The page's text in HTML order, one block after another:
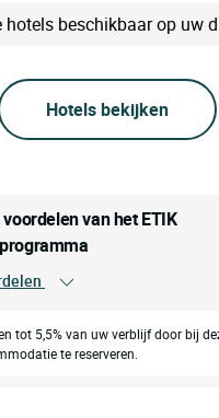
hotels beschikbaar op uw
Hotels bekijken
van het ETIK
tot 5,5% van uw verblijf door bij
te reserveren.